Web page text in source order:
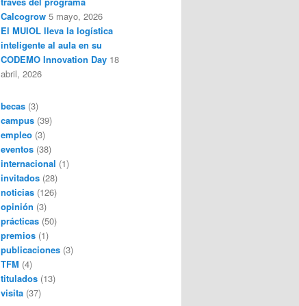
Calcogrow 5 mayo, 2026
El MUIOL lleva la logística
inteligente al aula en su
CODEMO Innovation Day 18
abril, 2026
becas (3)
campus (39)
empleo (3)
eventos (38)
internacional (1)
invitados (28)
noticias (126)
opinión (3)
prácticas (50)
premios (1)
publicaciones (3)
TFM (4)
titulados (13)
visita (37)